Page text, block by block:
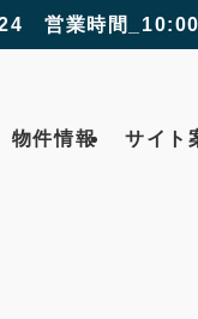
営業時間
物件情報 サイト